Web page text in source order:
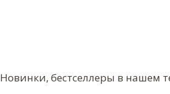
Новинки, бестселлеры в нашем